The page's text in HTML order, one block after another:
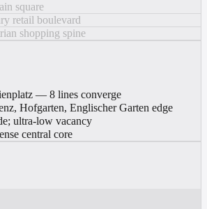
square
retail boulevard
shopping spine
— 8 lines converge
Hofgarten, Englischer Garten edge
ultra-low vacancy
central core